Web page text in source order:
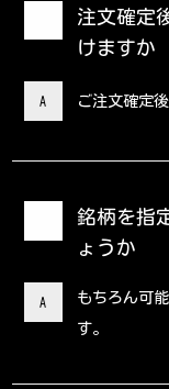
注文確定
けますか
A ご注文確定
銘柄を指
ょうか
A
もちろん可
す。